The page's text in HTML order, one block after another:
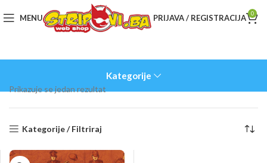
MENU PRIJAVA / REGISTRACIJA 0
Kategorije
Prikazuje se jedan rezultat
Kategorije / Filtriraj